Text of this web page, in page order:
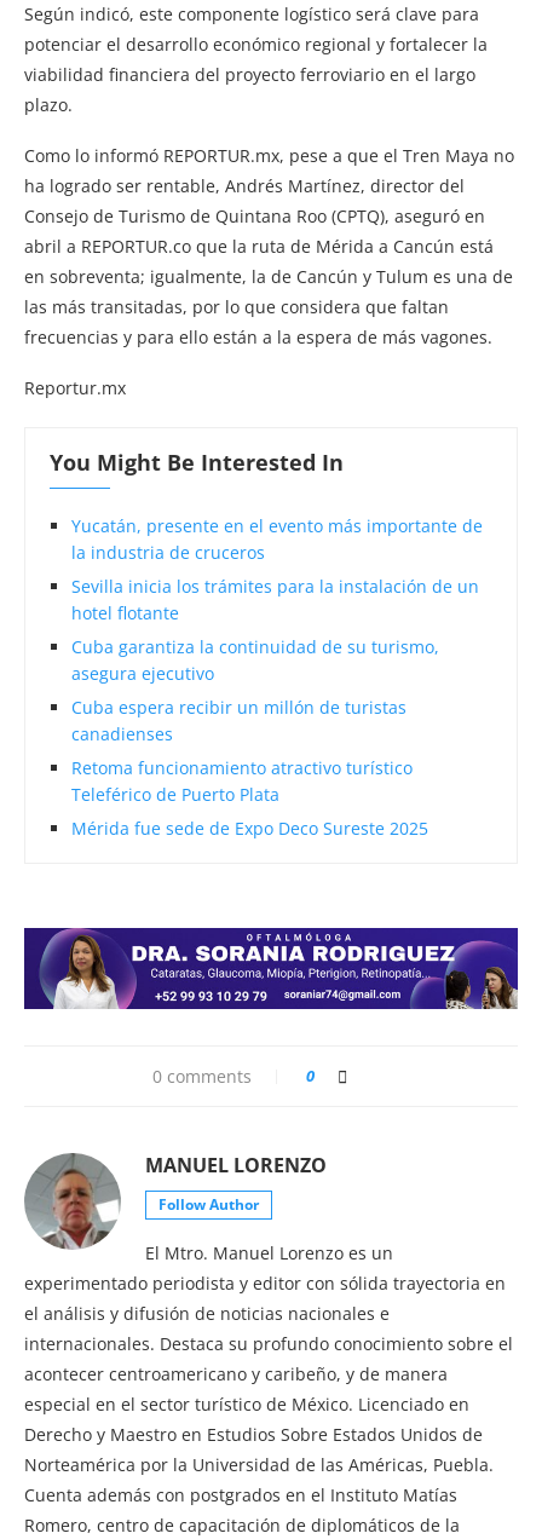
Según indicó, este componente logístico será clave para
potenciar el desarrollo económico regional y fortalecer la
viabilidad financiera del proyecto ferroviario en el largo
plazo.
Como lo informó REPORTUR.mx, pese a que el Tren Maya no
ha logrado ser rentable, Andrés Martínez, director del
Consejo de Turismo de Quintana Roo (CPTQ), aseguró en
abril a REPORTUR.co que la ruta de Mérida a Cancún está
en sobreventa; igualmente, la de Cancún y Tulum es una de
las más transitadas, por lo que considera que faltan
frecuencias y para ello están a la espera de más vagones.
Reportur.mx
You Might Be Interested In
Yucatán, presente en el evento más importante de
la industria de cruceros
Sevilla inicia los trámites para la instalación de un
hotel flotante
Cuba garantiza la continuidad de su turismo,
asegura ejecutivo
Cuba espera recibir un millón de turistas
canadienses
Retoma funcionamiento atractivo turístico
Teleférico de Puerto Plata
Mérida fue sede de Expo Deco Sureste 2025
0 comments 0
MANUEL LORENZO
Follow Author
El Mtro. Manuel Lorenzo es un
experimentado periodista y editor con sólida trayectoria en
el análisis y difusión de noticias nacionales e
internacionales. Destaca su profundo conocimiento sobre el
acontecer centroamericano y caribeño, y de manera
especial en el sector turístico de México. Licenciado en
Derecho y Maestro en Estudios Sobre Estados Unidos de
Norteamérica por la Universidad de las Américas, Puebla.
Cuenta además con postgrados en el Instituto Matías
Romero, centro de capacitación de diplomáticos de la